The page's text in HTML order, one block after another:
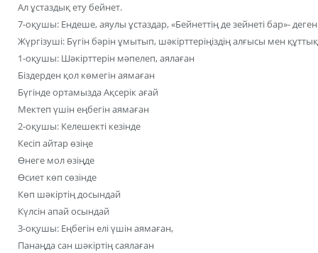
Ал ұстаздық ету бейнет.
7-оқушы: Ендеше, аяулы ұстаздар, «Бейнеттің де зейнеті бар»-
Жүргізуші: Бүгін бәрін ұмытып, шәкірттеріңіздің алғысы мен
1-оқушы: Шәкірттерін мәпелеп, аялаған
Біздерден қол көмегін аямаған
Бүгінде ортамызда Ақсерік ағай
Мектеп үшін еңбегін аямаған
2-оқушы: Келешекті кезінде
Кесіп айтар өзіңе
Өнеге мол өзіңде
Өсиет көп сөзінде
Көп шәкіртің досындай
Күлсін апай осындай
3-оқушы: Еңбегін елі үшін аямаған,
Панаңда сан шәкіртің саялаған